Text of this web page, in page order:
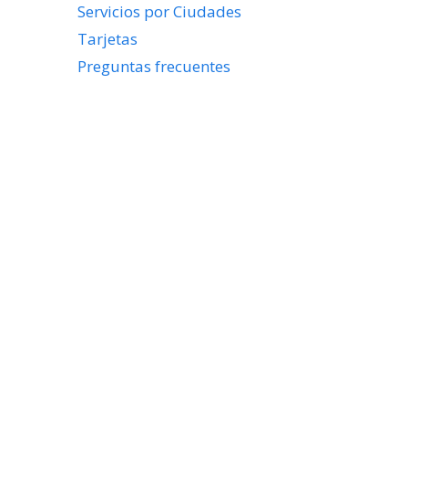
Servicios por Ciudades
Tarjetas
Preguntas frecuentes